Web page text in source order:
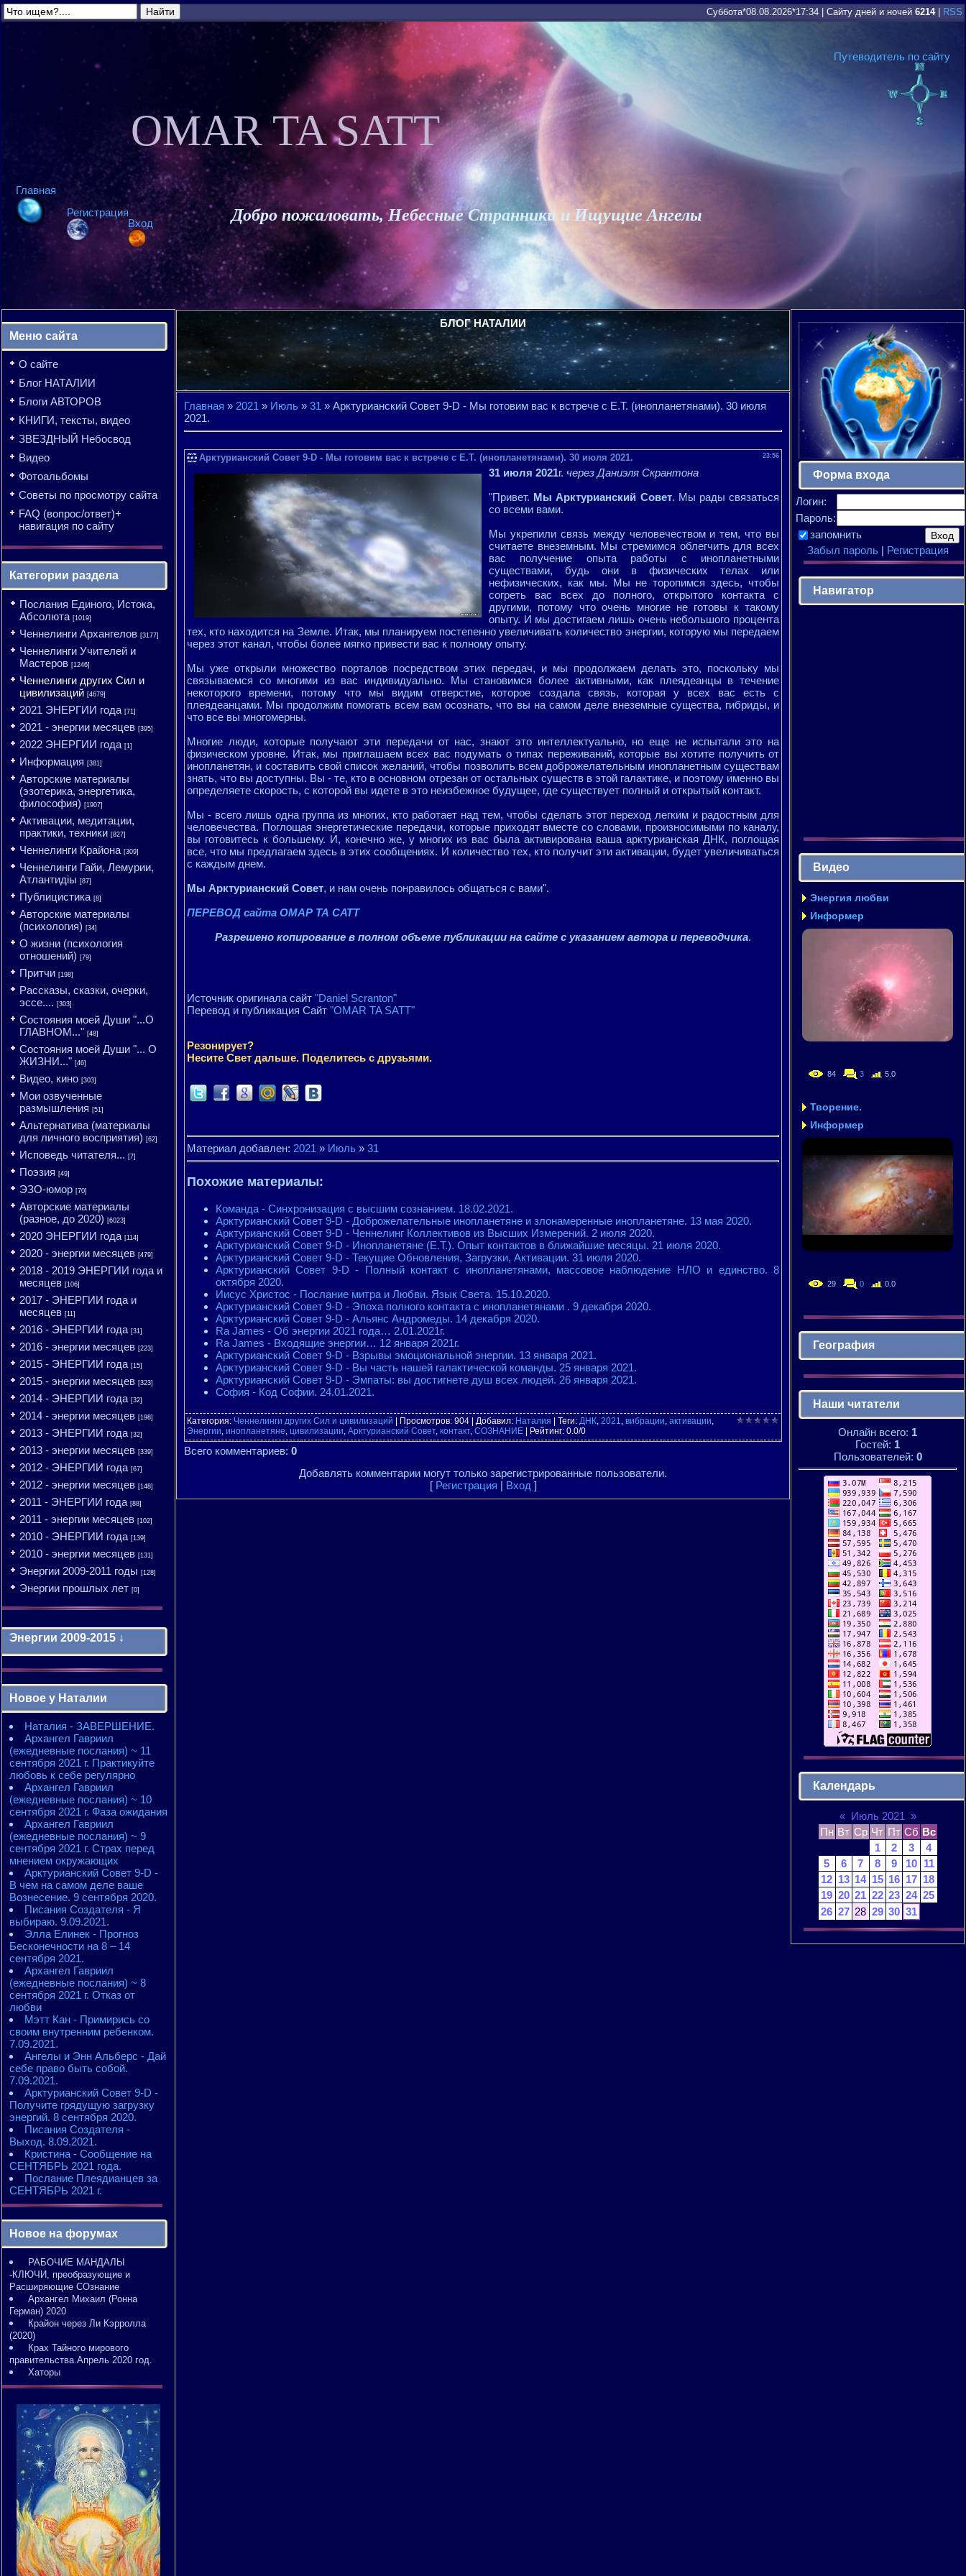
Суббота*08.08.2026*17:34 Сайту дней и ночей 6214| RSS
Путеводитель по сайту
Главная
Регистрация
Вход
OMAR TA SATT
Добро пожаловать, Небесные Странники и Ищущие Ангелы
Меню сайта
О сайте
Блог НАТАЛИИ
Блоги АВТОРОВ
КНИГИ, тексты, видео
ЗВЕЗДНЫЙ Небосвод
Видео
Фотоальбомы
Советы по просмотру сайта
FAQ (вопрос/ответ)+
навигация по сайту
Категории раздела
Послания Единого, Истока,
Абсолюта [1019]
Ченнелинги Архангелов [3177]
Ченнелинги Учителей и
Мастеров [1246]
Ченнелинги других Сил и
цивилизаций [4679]
2021 ЭНЕРГИИ года [71]
2021 - энергии месяцев [395]
2022 ЭНЕРГИИ года [1]
Информация [381]
Авторские материалы
(эзотерика, энергетика,
философия) [1907]
Активации, медитации,
практики, техники [827]
Ченнелинги Крайона [309]
Ченнелинги Гайи, Лемурии,
Атлантидіы [87]
Публицистика [8]
Авторские материалы
(психология) [34]
О жизни (психология
отношений) [79]
Притчи [198]
Рассказы, сказки, очерки,
эссе.... [303]
Состояния моей Души "...О
ГЛАВНОМ..." [48]
Состояния моей Души "... О
ЖИЗНИ..." [46]
Видео, кино [303]
Мои озвученные
размышления [51]
Альтернатива (материалы
для личного восприятия) [62]
Исповедь читателя... [7]
Поэзия [49]
ЭЗО-юмор [70]
Авторские материалы
(разное, до 2020) [6023]
2020 ЭНЕРГИИ года [114]
2020 - энергии месяцев [479]
2018 - 2019 ЭНЕРГИИ года и
месяцев [106]
2017 - ЭНЕРГИИ года и
месяцев [11]
2016 - ЭНЕРГИИ года [31]
2016 - энергии месяцев [223]
2015 - ЭНЕРГИИ года [15]
2015 - энергии месяцев [323]
2014 - ЭНЕРГИИ года [32]
2014 - энергии месяцев [198]
2013 - ЭНЕРГИИ года [32]
2013 - энергии месяцев [339]
2012 - ЭНЕРГИИ года [67]
2012 - энергии месяцев [148]
2011 - ЭНЕРГИИ года [88]
2011 - энергии месяцев [102]
2010 - ЭНЕРГИИ года [139]
2010 - энергии месяцев [131]
Энергии 2009-2011 годы [128]
Энергии прошлых лет [0]
Энергии 2009-2015 ↓
2010 - энергии месяцев
2010 - ЭНЕРГИИ года
2011 - энергии месяцев
2011 - ЭНЕРГИИ года
2012 - энергии месяцев
2012 - ЭНЕРГИИ года
2013 - энергии месяцев
2013 - ЭНЕРГИИ года
2014 - энергии месяцев
2014 - ЭНЕРГИИ года
2015 - энергии месяцев
2015 - ЭНЕРГИИ года
Новое у Наталии
Наталия - ЗАВЕРШЕНИЕ.
Архангел Гавриил
(ежедневные послания) ~ 11
сентября 2021 г. Практикуйте
любовь к себе регулярно
Архангел Гавриил
(ежедневные послания) ~ 10
сентября 2021 г. Фаза ожидания
Архангел Гавриил
(ежедневные послания) ~ 9
сентября 2021 г. Страх перед
мнением окружающих
Арктурианский Совет 9-D -
В чем на самом деле ваше
Вознесение. 9 сентября 2020.
Писания Создателя - Я
выбираю. 9.09.2021.
Элла Елинек - Прогноз
Бесконечности на 8 – 14
сентября 2021.
Архангел Гавриил
(ежедневные послания) ~ 8
сентября 2021 г. Отказ от
любви
Мэтт Кан - Примирись со
своим внутренним ребенком.
7.09.2021.
Ангелы и Энн Альберс - Дай
себе право быть собой.
7.09.2021.
Арктурианский Совет 9-D -
Получите грядущую загрузку
энергий. 8 сентября 2020.
Писания Создателя -
Выход. 8.09.2021.
Кристина - Сообщение на
СЕНТЯБРЬ 2021 года.
Послание Плеядианцев за
СЕНТЯБРЬ 2021 г.
Новое на форумах
РАБОЧИЕ МАНДАЛЫ
-КЛЮЧИ, преобразующие и
Расширяющие СОзнание
Архангел Михаил (Ронна
Герман) 2020
Крайон через Ли Кэрролла
(2020)
Крах Тайного мирового
правительства.Апрель 2020 год.
Хаторы
БЛОГ НАТАЛИИ
Главная » 2021 » Июль » 31 » Арктурианский Совет 9-D - Мы готовим вас к встрече с Е.Т. (инопланетянами). 30 июля
2021.
23:56
Арктурианский Совет 9-D - Мы готовим вас к встрече с Е.Т. (инопланетянами). 30 июля 2021.
31 июля 2021г. через Даниэля Скрантона
"Привет. Мы Арктурианский Совет. Мы рады связаться
со всеми вами.
Мы укрепили связь между человечеством и тем, что вы
считаете внеземным. Мы стремимся облегчить для всех
вас получение опыта работы с инопланетными
существами, будь они в физических телах или
нефизических, как мы. Мы не торопимся здесь, чтобы
согреть вас всех до полного, открытого контакта с
другими, потому что очень многие не готовы к такому
опыту. И мы достигаем лишь очень небольшого процента
тех, кто находится на Земле. Итак, мы планируем постепенно увеличивать количество энергии, которую мы передаем
через этот канал, чтобы более мягко привести вас к полному опыту.
Мы уже открыли множество порталов посредством этих передач, и мы продолжаем делать это, поскольку мы
связываемся со многими из вас индивидуально. Мы становимся более активными, как плеядеанцы в течение
некоторого времени, потому что мы видим отверстие, которое создала связь, которая у всех вас есть с
плеядеанцами. Мы продолжим помогать всем вам осознать, что вы на самом деле внеземные существа, гибриды, и
что все вы многомерны.
Многие люди, которые получают эти передачи от нас, знают это интеллектуально, но еще не испытали это на
физическом уровне. Итак, мы приглашаем всех вас подумать о типах переживаний, которые вы хотите получить от
инопланетян, и составить свой список желаний, чтобы позволить всем доброжелательным инопланетным существам
знать, что вы доступны. Вы - те, кто в основном отрезан от остальных существ в этой галактике, и поэтому именно вы
определяете скорость, с которой вы идете в это неизбежное будущее, где существует полный и открытый контакт.
Мы - всего лишь одна группа из многих, кто работает над тем, чтобы сделать этот переход легким и радостным для
человечества. Поглощая энергетические передачи, которые приходят вместе со словами, произносимыми по каналу,
вы готовитесь к большему. И, конечно же, у многих из вас была активирована ваша арктурианская ДНК, поглощая
все, что мы предлагаем здесь в этих сообщениях. И количество тех, кто получит эти активации, будет увеличиваться
с каждым днем.
Мы Арктурианский Совет, и нам очень понравилось общаться с вами".
ПЕРЕВОД сайта ОМАР ТА САТТ
Разрешено копирование в полном объеме публикации на сайте с указанием автора и переводчика.
Источник оригинала сайт "Daniel Scranton"
Перевод и публикация Сайт "OMAR TA SATT"
Резонирует?
Несите Свет дальше. Поделитесь с друзьями.
Материал добавлен: 2021 » Июль » 31
Похожие материалы:
Команда - Синхронизация с высшим сознанием. 18.02.2021.
Арктурианский Совет 9-D - Доброжелательные инопланетяне и злонамеренные инопланетяне. 13 мая 2020.
Арктурианский Совет 9-D - Ченнелинг Коллективов из Высших Измерений. 2 июля 2020.
Арктурианский Совет 9-D - Инопланетяне (E.T.). Опыт контактов в ближайшие месяцы. 21 июля 2020.
Арктурианский Совет 9-D - Текущие Обновления, Загрузки, Активации. 31 июля 2020.
Арктурианский Совет 9-D - Полный контакт с инопланетянами, массовое наблюдение НЛО и единство. 8
октября 2020.
Иисус Христос - Послание митра и Любви. Язык Света. 15.10.2020.
Арктурианский Совет 9-D - Эпоха полного контакта с инопланетянами . 9 декабря 2020.
Арктурианский Совет 9-D - Альянс Андромеды. 14 декабря 2020.
Ra James - Об энергии 2021 года… 2.01.2021г.
Ra James - Входящие энергии… 12 января 2021г.
Арктурианский Совет 9-D - Взрывы эмоциональной энергии. 13 января 2021.
Арктурианский Совет 9-D - Вы часть нашей галактической команды. 25 января 2021.
Арктурианский Совет 9-D - Эмпаты: вы достигнете душ всех людей. 26 января 2021.
София - Код Софии. 24.01.2021.
Категория: Ченнелинги других Сил и цивилизаций Просмотров: 904 | Добавил: Наталия Теги: ДНК, 2021, вибрации, активации,
Энергии, инопланетяне, цивилизации, Арктурианский Совет, контакт, СОЗНАНИЕ Рейтинг: 0.0/0
Всего комментариев: 0
Добавлять комментарии могут только зарегистрированные пользователи.
[ Регистрация | Вход ]
Форма входа
Логин:
Пароль:
запомнить
Забыл пароль| Регистрация
Навигатор
Видео
Энергия любви
Информер
84 3 5.0
Творение.
Информер
29 0 0.0
География
Наши читатели
Онлайн всего: 1
Гостей: 1
Пользователей: 0
Календарь
« Июль 2021 »
Пн Вт Ср Чт Пт Сб Вс
1
2 3
4
5
6 7 8 9 10
11
12 13 14 15 16 17 18
19 20 21 22 23 24 25
26 27 28 29 30 31